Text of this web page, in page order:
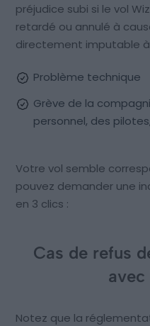
préjudice subi si le vol
retardé ou annulé à
directement imputable
Problème technique
Grève de la
personnel, des
Votre vol semble
pouvez demander une
en 3 clics :
Cas de refus
Notez que la